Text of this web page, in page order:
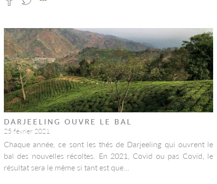
DARJEELING OUVRE LE BAL
25 février 2021
Chaque année, ce sont les thés de Darjeeling qui ouvrent le
bal des nouvelles récoltes. En 2021, Covid ou pas Covid, le
résultat sera le même si tant est que…